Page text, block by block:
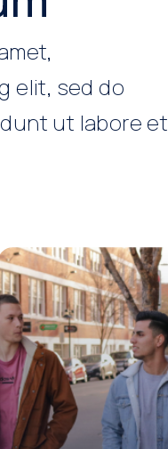
elit, sed do
ut labore et